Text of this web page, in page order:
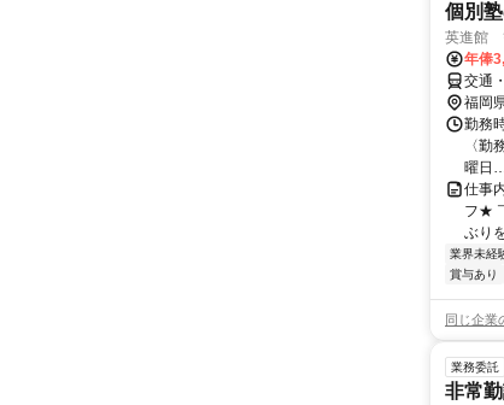
個別
英進館
年俸
交通
福岡
勤務
〈
曜日
仕事
フ★
ぶり
業界未経
賞与あり
同じ企業
業務委託
非常